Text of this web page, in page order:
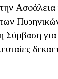
Ασφάλεια
Σύμβαση